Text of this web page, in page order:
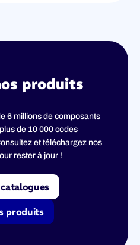
produits
6 millions de composants
de 10 000 codes
et téléchargez nos
rester à jour !
produits